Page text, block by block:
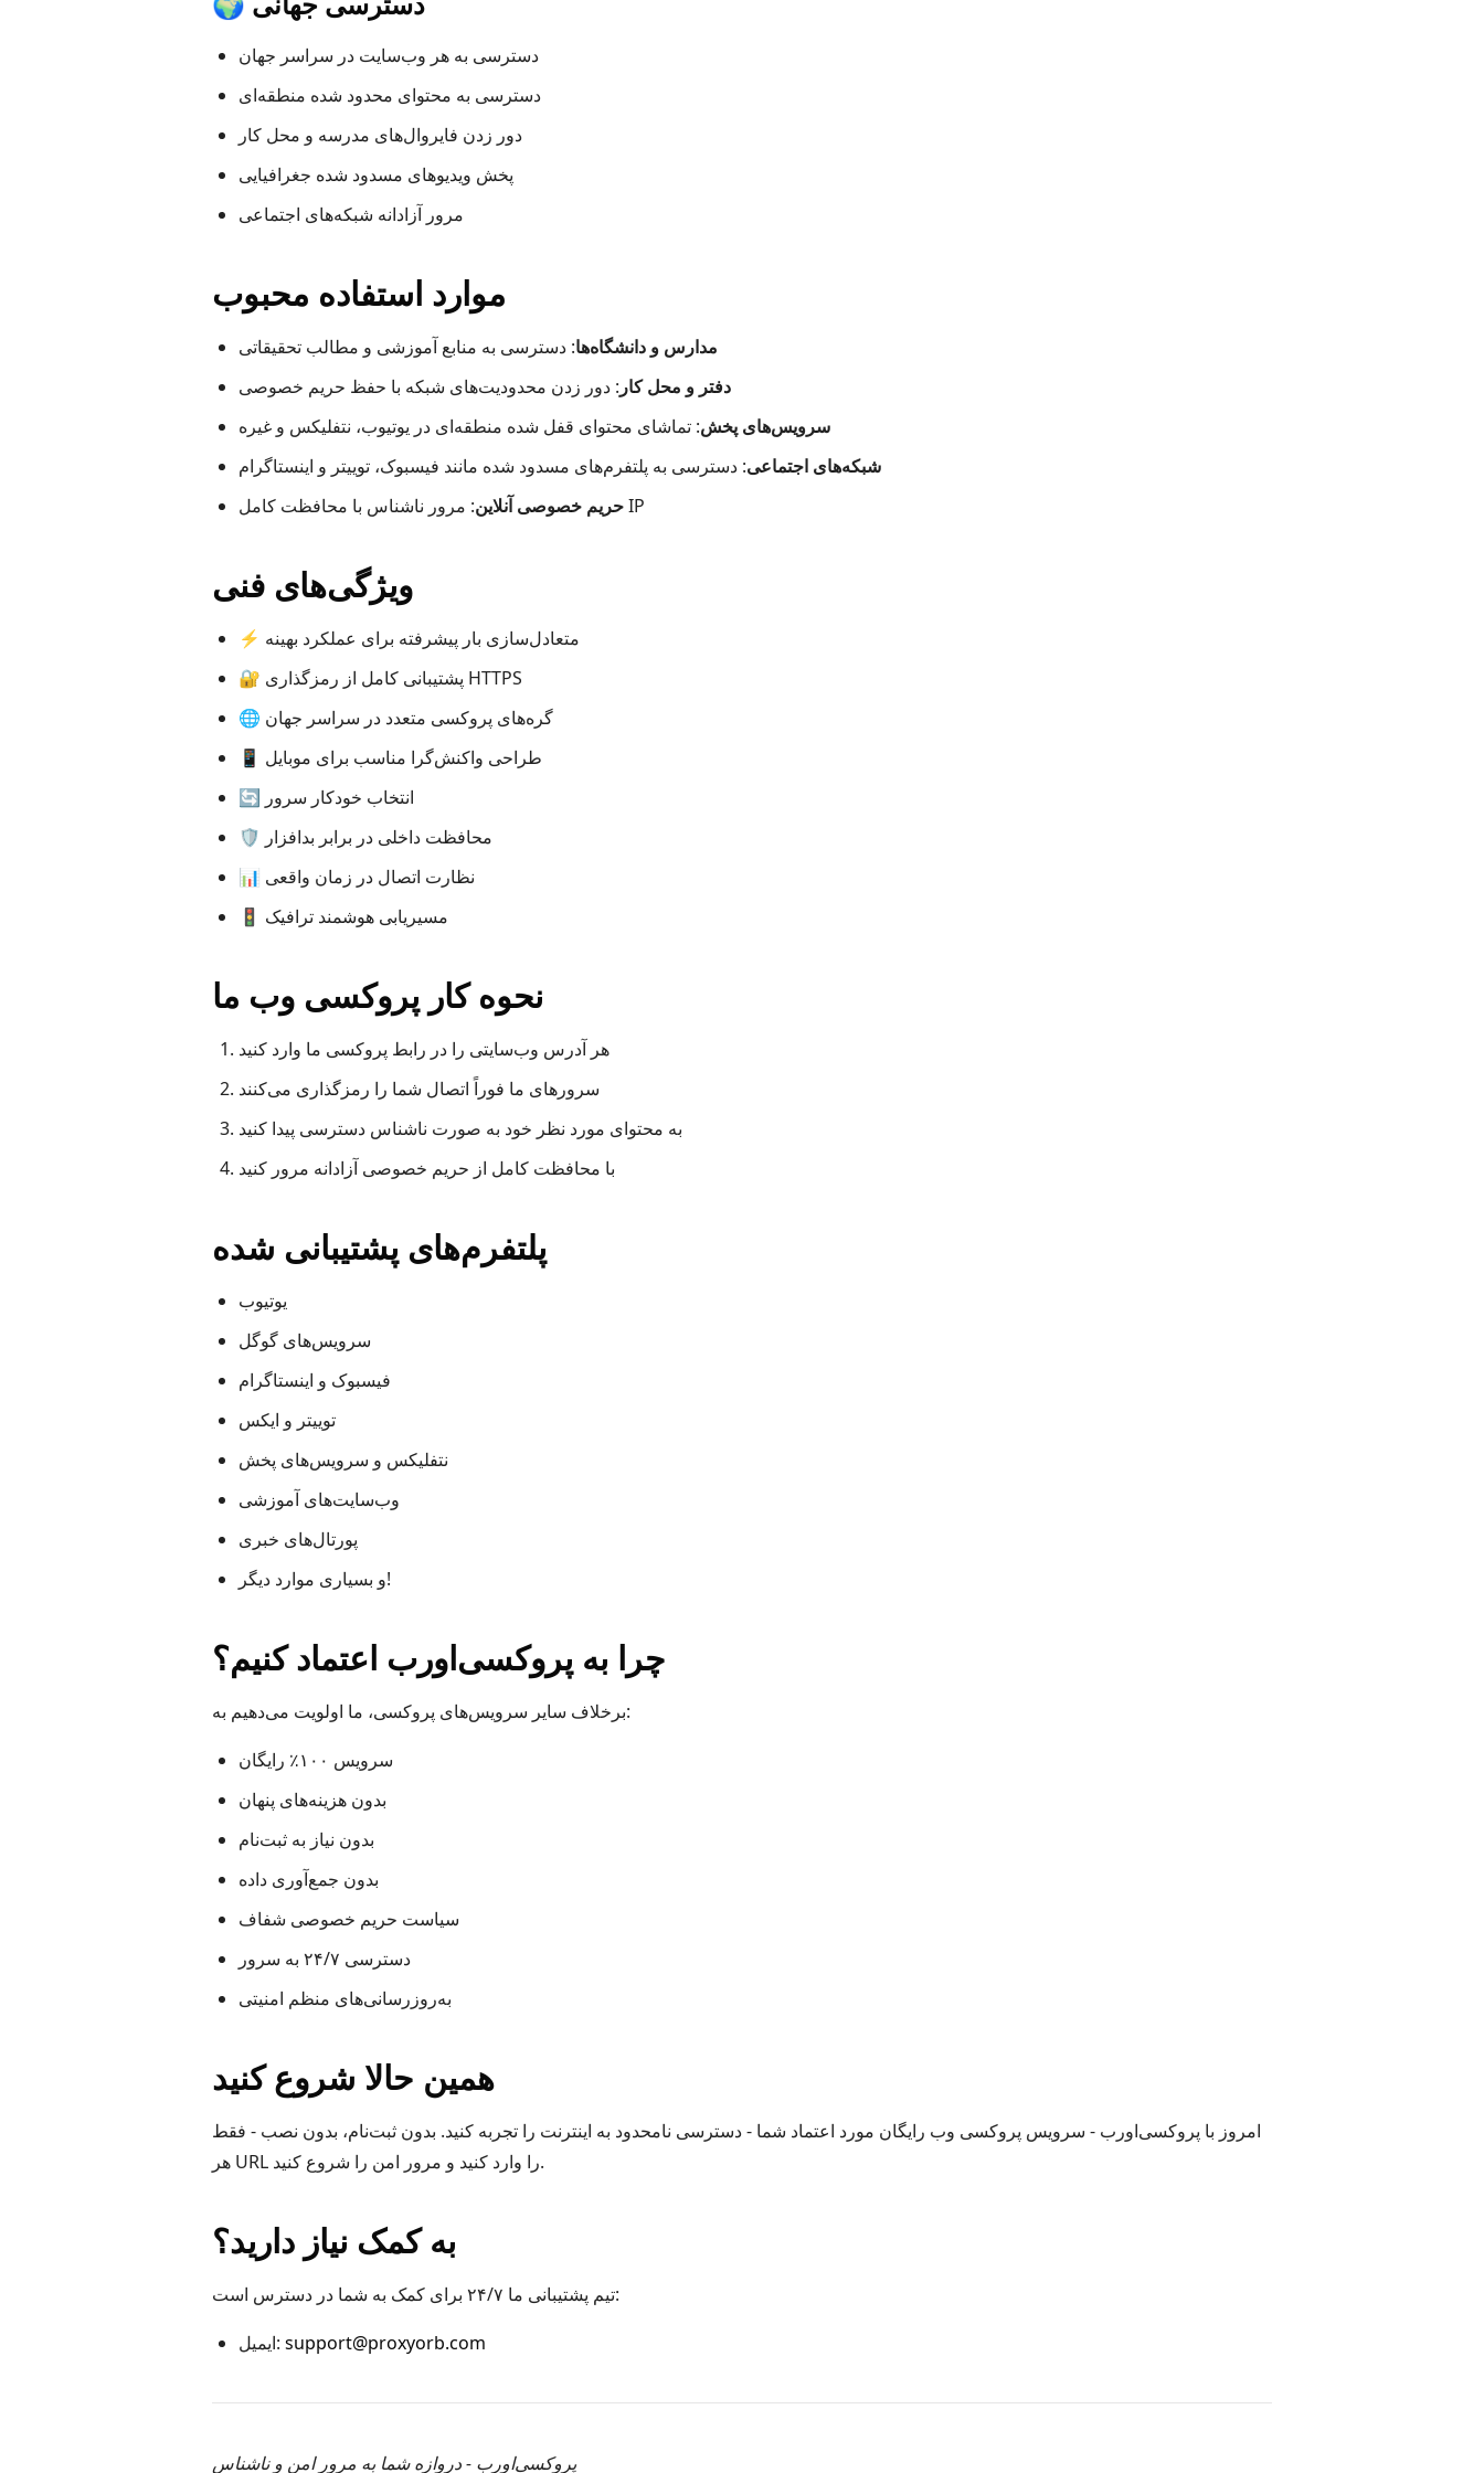
دسترسی به هر وب‌سایت در سراسر جهان
دسترسی به محتوای محدود شده منطقه‌ای
دور زدن فایروال‌های مدرسه و محل کار
پخش ویدیوهای مسدود شده جغرافیایی
مرور آزادانه شبکه‌های اجتماعی
موارد استفاده محبوب
مدارس و دانشگاه‌ها: دسترسی به منابع آموزشی و مطالب تحقیقاتی
دفتر و محل کار : دور زدن محدودیت‌های شبکه با حفظ حریم خصوصی
سرویس‌های پخش: تماشای محتوای قفل شده منطقه‌ای در یوتیوب، نتفلیکس و غیره
شبکه‌های اجتماعی: دسترسی به پلتفرم‌های مسدود شده مانند فیسبوک، توییتر و اینستاگرام
حریم خصوصی آنلاین: مرور ناشناس با محافظت کامل IP
ویژگی‌های فنی
⚡ متعادل‌سازی بار پیشرفته برای عملکرد بهینه
🔐 پشتیبانی کامل از رمزگذاری HTTPS
🌐 گره‌های پروکسی متعدد در سراسر جهان
📱 طراحی واکنش‌گرا مناسب برای موبایل
🔄 انتخاب خودکار سرور
🛡️ محافظت داخلی در برابر بدافزار
📊 نظارت اتصال در زمان واقعی
🚦 مسیریابی هوشمند ترافیک
نحوه کار پروکسی وب ما
هر آدرس وب‌سایتی را در رابط پروکسی ما وارد کنید
سرورهای ما فوراً اتصال شما را رمزگذاری می‌کنند
به محتوای مورد نظر خود به صورت ناشناس دسترسی پیدا کنید
با محافظت کامل از حریم خصوصی آزادانه مرور کنید
پلتفرم‌های پشتیبانی شده
یوتیوب
سرویس‌های گوگل
فیسبوک و اینستاگرام
توییتر و ایکس
نتفلیکس و سرویس‌های پخش
وب‌سایت‌های آموزشی
پورتال‌های خبری
و بسیاری موارد دیگر!
چرا به پروکسی‌اورب اعتماد کنیم؟
برخلاف سایر سرویس‌های پروکسی، ما اولویت می‌دهیم به:
سرویس ۱۰۰٪ رایگان
بدون هزینه‌های پنهان
بدون نیاز به ثبت‌نام
بدون جمع‌آوری داده
سیاست حریم خصوصی شفاف
دسترسی ۲۴/۷ به سرور
به‌روزرسانی‌های منظم امنیتی
همین حالا شروع کنید
امروز با پروکسی‌اورب - سرویس پروکسی وب رایگان مورد اعتماد شما - دسترسی نامحدود به اینترنت را تجربه کنید. بدون ثبت‌نام، بدون نصب - فقط
هر URL را وارد کنید و مرور امن را شروع کنید.
به کمک نیاز دارید؟
تیم پشتیبانی ما ۲۴/۷ برای کمک به شما در دسترس است:
ایمیل: support@proxyorb.com
پروکسی‌اورب - دروازه شما به مرور امن و ناشناس